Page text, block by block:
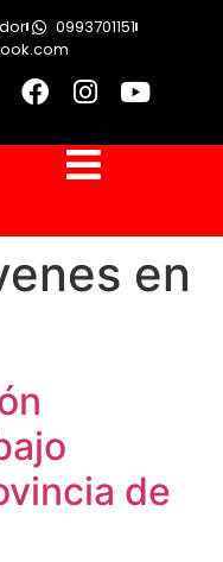
0993701151
en
de